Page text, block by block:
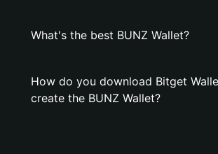
What's the best BUNZ Wallet?
How do you download Bitget
create the BUNZ Wallet?